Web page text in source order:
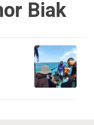
Biak